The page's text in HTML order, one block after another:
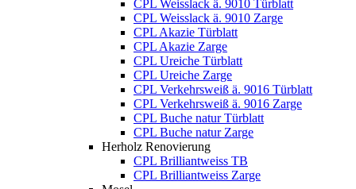
CPL Weisslack ä. 9010 Türblatt
CPL Weisslack ä. 9010 Zarge
CPL Akazie Türblatt
CPL Akazie Zarge
CPL Ureiche Türblatt
CPL Ureiche Zarge
CPL Verkehrsweiß ä. 9016 Türblatt
CPL Verkehrsweiß ä. 9016 Zarge
CPL Buche natur Türblatt
CPL Buche natur Zarge
Herholz Renovierung
CPL Brilliantweiss TB
CPL Brilliantweiss Zarge